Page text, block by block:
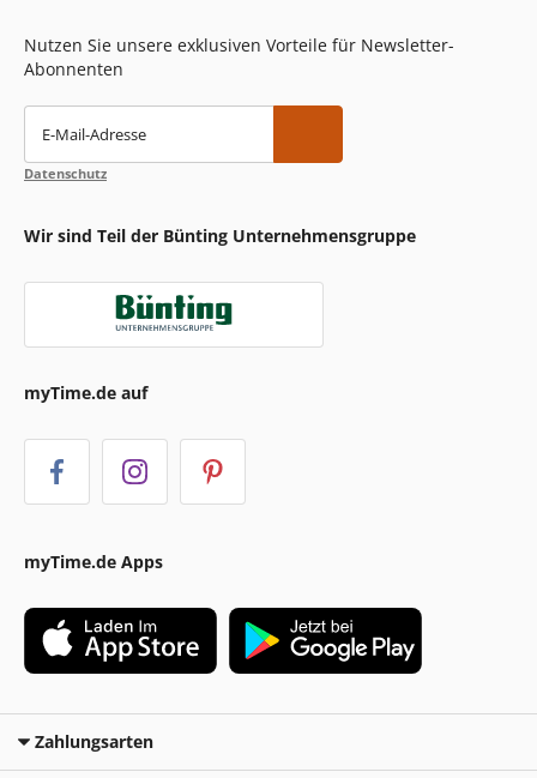
Nutzen Sie unsere exklusiven Vorteile für Newsletter-
Abonnenten
E-Mail-Adresse
Datenschutz
Wir sind Teil der Bünting Unternehmensgruppe
myTime.de auf
myTime.de Apps
Zahlungsarten